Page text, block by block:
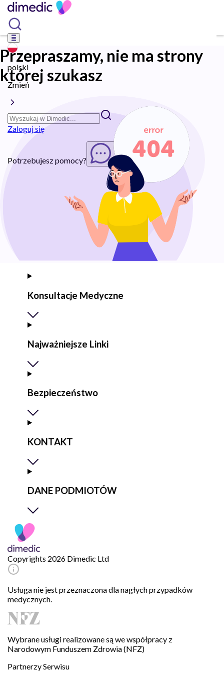
polski
Zmień
Zaloguj się
Potrzebujesz pomocy? Rozpocznij chat
Przepraszamy, nie ma strony
której szukasz
Konsultacje Medyczne
Najważniejsze Linki
Bezpieczeństwo
KONTAKT
DANE PODMIOTÓW
Copyrights 2026 Dimedic Ltd
Usługa nie jest przeznaczona dla nagłych przypadków
medycznych.
Wybrane usługi realizowane są we współpracy z
Narodowym Funduszem Zdrowia (NFZ)
Partnerzy Serwisu